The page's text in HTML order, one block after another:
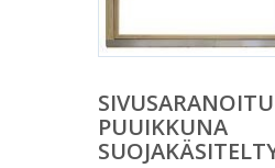
SIVUSARANOITU
PUUIKKUNA